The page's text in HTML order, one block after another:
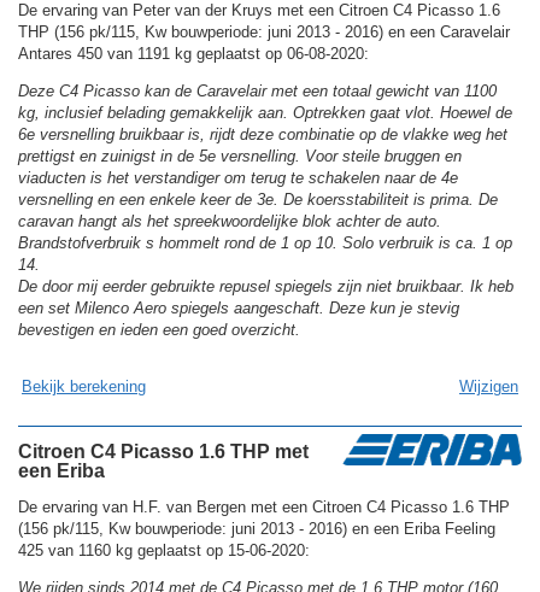
De ervaring van Peter van der Kruys met een Citroen C4 Picasso 1.6
THP (156 pk/115, Kw bouwperiode: juni 2013 - 2016) en een Caravelair
Antares 450 van 1191 kg geplaatst op 06-08-2020:
Deze C4 Picasso kan de Caravelair met een totaal gewicht van 1100
kg, inclusief belading gemakkelijk aan. Optrekken gaat vlot. Hoewel de
6e versnelling bruikbaar is, rijdt deze combinatie op de vlakke weg het
prettigst en zuinigst in de 5e versnelling. Voor steile bruggen en
viaducten is het verstandiger om terug te schakelen naar de 4e
versnelling en een enkele keer de 3e. De koersstabiliteit is prima. De
caravan hangt als het spreekwoordelijke blok achter de auto.
Brandstofverbruik s hommelt rond de 1 op 10. Solo verbruik is ca. 1 op
14.
De door mij eerder gebruikte repusel spiegels zijn niet bruikbaar. Ik heb
een set Milenco Aero spiegels aangeschaft. Deze kun je stevig
bevestigen en ieden een goed overzicht.
Bekijk berekening Wijzigen
Citroen C4 Picasso 1.6 THP met
een Eriba
De ervaring van H.F. van Bergen met een Citroen C4 Picasso 1.6 THP
(156 pk/115, Kw bouwperiode: juni 2013 - 2016) en een Eriba Feeling
425 van 1160 kg geplaatst op 15-06-2020:
We rijden sinds 2014 met de C4 Picasso met de 1.6 THP motor (160